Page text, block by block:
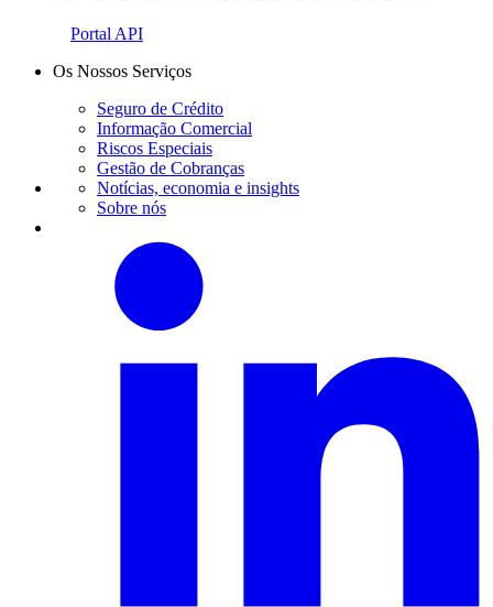
Portal API
Os Nossos Serviços
Seguro de Crédito
Informação Comercial
Riscos Especiais
Gestão de Cobranças
Notícias, economia e insights
Sobre nós